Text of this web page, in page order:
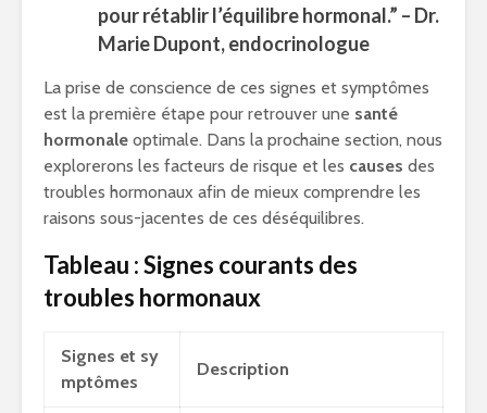
pour rétablir l’équilibre hormonal.” – Dr.
Marie Dupont, endocrinologue
La prise de conscience de ces signes et symptômes
est la première étape pour retrouver une santé
hormonale optimale. Dans la prochaine section, nous
explorerons les facteurs de risque et les causes des
troubles hormonaux afin de mieux comprendre les
raisons sous-jacentes de ces déséquilibres.
Tableau : Signes courants des
troubles hormonaux
Signes et sy
mptômes
Description